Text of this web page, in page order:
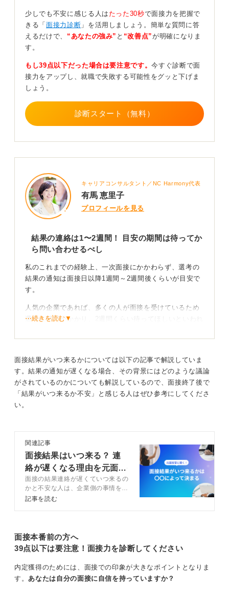
もし2週間以上経っても連絡がなく、どうしても状況を知
りたい場合、問い合わせてみるのは問題ありません。
その際は、「〇月〇日に一次面接を受けさせていただき
しょうか」というように、丁寧な言葉遣いを心掛けてく
ださい。
わけではないことは理解しておきましょう。
少しでも不安に感じる人は たった30秒で面接力を把握で
きる「 面接力診断 」を活用しましょう。簡単な質問に答
えるだけで、 “あなたの強み” と “改善点”が明確になりま
す。
もし39点以下だった場合は要注意です。今すぐ診断で面
接力をアップし、就職で失敗する可能性をグッと下げま
しょう。
診断スタート（無料）
キャリアコンサルタント／NC Harmony代表
有馬 恵里子
プロフィールを見る
結果の連絡は1〜2週間！ 目安の期間は待ってか
ら問い合わせるべし
私のこれまでの経験上、一次面接にかかわらず、選考の
結果の通知は面接日以降1週間～2週間後くらいが目安で
す。
人気の企業であれば、多くの人が面接を受けているため
選考に時間がかかり、2週間くらい待ってほしいといわれ
でしょう。ただし、「連絡がなければ不合格です」と予
め伝えられている場合は、問い合わせは控えてくださ
い。
面接官から「後日改めて連絡します」といわれた際に、
大体の目安の日数をこちらからうかがっても良いかとい
う点ですが、「後日」と言われたのであれば、面接の場
で「大体どのくらいになりますでしょうか」と直接聞い
てしまって良いと思います。
また、2週間経って連絡をする際には、まず面接をしてく
のご状況はいかがでしょうか」と聞きましょう。
といった先方への配慮の言葉を添えられるとさらに良い
ですね。
⋯続きを読む▼
面接結果がいつ来るかについては以下の記事で解説していま
す。結果の通知が遅くなる場合、その背景にはどのような議論
がされているのかについても解説しているので、面接終了後で
「結果がいつ来るか不安」と感じる人はぜひ参考にしてくださ
い。
関連記事
面接結果はいつ来る？ 連
絡が遅くなる理由を元面接
官が解説
面接の結果連絡が遅くていつ来るの
かと不安な人は、企業側の事情を知
ることで不安を軽くすることができ
解説します。
記事を読む
面接本番前の方へ
39点以下は要注意！面接力を診断してください
内定獲得のためには、面接での印象が大きなポイントとなりま
す。あなたは自分の面接に自信を持っていますか？